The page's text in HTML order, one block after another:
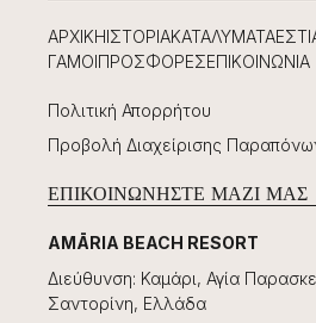
ΑΡΧΙΚΉΙΣΤΟΡΊΑΚΑΤΑΛΎΜΑΤΑ
ΓΆΜΟΙΠΡΟΣΦΟΡΈΣΕΠΙΚΟΙΝΩΝΊΑ
Πολιτική Απορρήτου
Προβολή Διαχείρισης
ΕΠΙΚΟΙΝΩΝΉΣΤΕ ΜΑΖΊ ΜΑΣ
AMĀRIA BEACH RESORT
Διεύθυνση: Καμάρι, Αγία
Σαντορίνη, Ελλάδα